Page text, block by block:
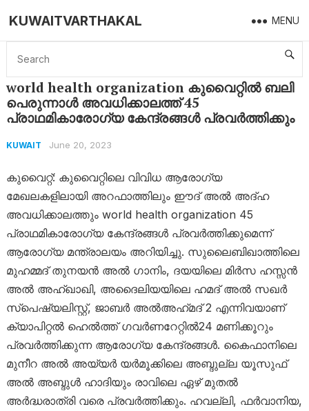
KUWAITVARTHAKAL MENU
Home Kuwait world health organization കുവൈറ്റിൽ ബലി പെരുന്നാൾ അവധിക്കാലത്ത് 45 പ്രാഥമികാരോഗ്യ കേന്ദ്രങ്ങൾ പ്രവർത്തിക്കും
world health organization കുവൈറ്റിൽ ബലി
പെരുന്നാൾ അവധിക്കാലത്ത് 45
പ്രാഥമികാരോഗ്യ കേന്ദ്രങ്ങൾ പ്രവർത്തിക്കും
KUWAIT June 20, 2023
കുവൈറ്റ്: കുവൈറ്റിലെ വിവിധ ആരോഗ്യ
മേഖലകളിലായി അറഫാത്തിലും ഈദ് അൽ അദ്ഹ
അവധിക്കാലത്തും world health organization 45
പ്രാഥമികാരോഗ്യ കേന്ദ്രങ്ങൾ പ്രവർത്തിക്കുമെന്ന്
ആരോഗ്യ മന്ത്രാലയം അറിയിച്ചു. സുലൈബിഖാത്തിലെ
മുഹമ്മദ് തുനയൻ അൽ ഗാനിം, ദയയിലെ മിർസ ഹസ്സൻ
അൽ അഹ്ഖാഖി, അദൈലിയയിലെ ഹമദ് അൽ സഖർ
സ്‌പെഷ്യലിസ്റ്റ്, ജാബർ അൽഅഹ്‌മദ് 2 എന്നിവയാണ്
ക്യാപിറ്റൽ ഹെൽത്ത് ഗവർണറേറ്റിൽ24 മണിക്കൂറും
പ്രവർത്തിക്കുന്ന ആരോഗ്യ കേന്ദ്രങ്ങൾ. കൈഫാനിലെ
മുനീറ അൽ അയ്യർ യർമൂക്കിലെ അബ്ദുല്ല യൂസുഫ്
അൽ അബ്ദുൾ ഹാദിയും രാവിലെ ഏഴ് മുതൽ
അർദ്ധരാത്രി വരെ പ്രവർത്തിക്കും. ഹവല്ലി, ഫർവാനിയ,